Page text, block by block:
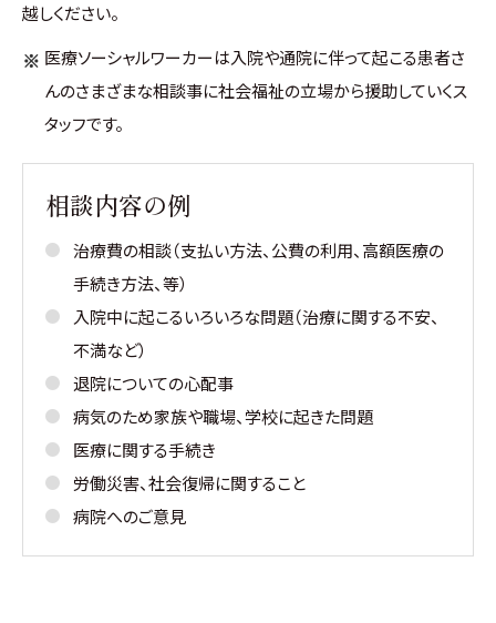
越しください。
医療ソーシャルワーカーは入院や通院に伴って起こる患者さ
んのさまざまな相談事に社会福祉の立場から援助していくス
タッフです。
相談内容の例
治療費の相談（支払い方法、公費の利用、高額医療の
手続き方法、等）
入院中に起こるいろいろな問題（治療に関する不安、
不満など）
退院についての心配事
病気のため家族や職場、学校に起きた問題
医療に関する手続き
労働災害、社会復帰に関すること
病院へのご意見